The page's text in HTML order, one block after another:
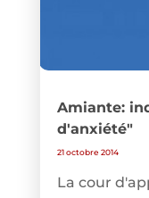
Amiante:
d'anxiété"
21 octobre 2014
La cour